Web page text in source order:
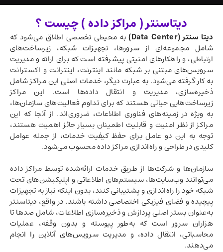
دیتاسنتر ( مراکز داده ) چیست ؟
دیتا سنتر (Data Center
)به محیطی تخصصی اطلاق می‌شود که
شامل مجموعه‌ای از سرورها، تجهیزات شبکه، زیرساخت‌های
ارتباطی، و راهکارهای امنیتی پیشرفته است که برای ارائه و مدیریت
سرویس‌های مبتنی بر شبکه مانند اینترنت، اینترانت و اکسترانت
به کار گرفته می‌شود. به عبارت دیگر، خدمات اصلی این مراکز شامل
ذخیره‌سازی، مدیریت و انتقال داده‌ها است. این مراکز
زیرساخت‌هایی حیاتی هستند که برای تداوم فعالیت‌های سازمان‌ها،
به ویژه در زمینه‌های فناوری اطلاعات، ضروری‌اند. از آنجا که این
مراکز از نظر امنیت و قابلیت اطمینان بسیار حائز اهمیت هستند،
توجه به این دو عامل برای حفظ کیفیت خدمات، از جمله عوامل
کلیدی در طراحی و راه‌اندازی مراکز داده محسوب می‌شود.
سازمان‌ها و شرکت‌ها از طریق خدمات ارائه‌شده توسط مراکز داده
می‌توانند وب‌سایت‌ها، سیستم‌های اطلاعاتی و اپلیکیشن‌های تحت
شبکه خود را راه‌اندازی و پشتیبانی کنند، بدون اینکه نیاز به تجهیزات
پیچیده و فضای فیزیکی اختصاصی داشته باشند. در واقع، دیتاسنتر
به‌عنوان بستر اصلی پردازش و ذخیره‌سازی اطلاعات، شامل صدها تا
هزاران سرور است که به‌طور پیوسته و بدون وقفه، عملیات
محاسباتی، انتقال داده، و مدیریت سرویس‌های آنلاین را انجام
می‌دهند.